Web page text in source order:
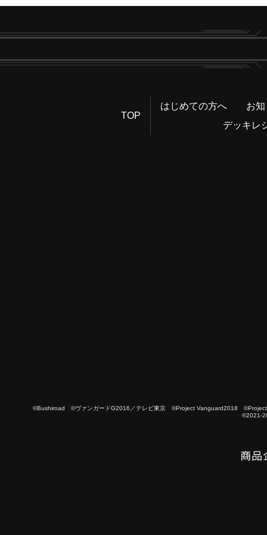
TOP
はじめての方へ
お
デッキレ
©Bushiroad ©ヴァンガードG2016／テレビ東京 ©Project Vanguard2018
©2021-